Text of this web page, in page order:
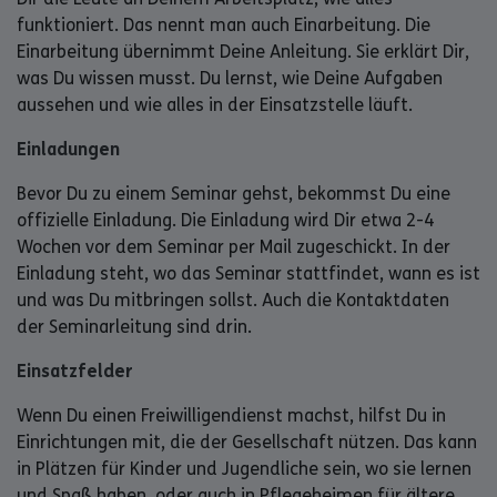
funktioniert. Das nennt man auch Einarbeitung. Die
Einarbeitung übernimmt Deine Anleitung. Sie erklärt Dir,
was Du wissen musst. Du lernst, wie Deine Aufgaben
aussehen und wie alles in der Einsatzstelle läuft.
Einladungen
Bevor Du zu einem Seminar gehst, bekommst Du eine
offizielle Einladung. Die Einladung wird Dir etwa 2-4
Wochen vor dem Seminar per Mail zugeschickt. In der
Einladung steht, wo das Seminar stattfindet, wann es ist
und was Du mitbringen sollst. Auch die Kontaktdaten
der Seminarleitung sind drin.
Einsatzfelder
Wenn Du einen Freiwilligendienst machst, hilfst Du in
Einrichtungen mit, die der Gesellschaft nützen. Das kann
in Plätzen für Kinder und Jugendliche sein, wo sie lernen